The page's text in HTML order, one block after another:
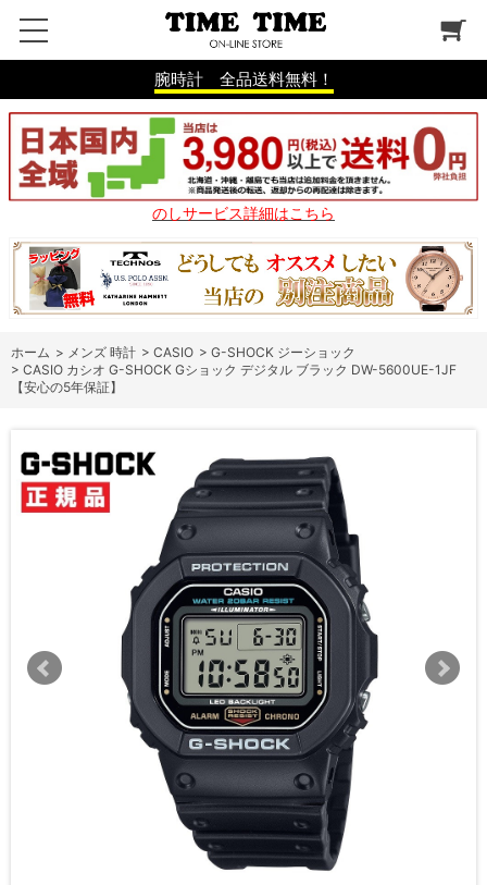
腕時計 全品送料無料！
のしサービス詳細はこちら
ホーム > メンズ 時計 > CASIO > G-SHOCK ジーショック
> CASIO カシオ G-SHOCK Gショック デジタル ブラック DW-5600UE-1JF
【安心の5年保証】